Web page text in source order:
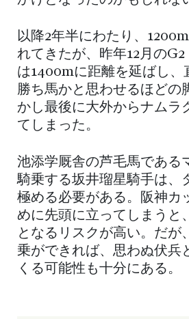
以降2年半にわたり、
れてきたが、昨年12月の
は1400mに距離を延ばし、
勝ち馬かと思わせるほどの
かし最後に大外からナムラ
てしまった。
池添学厩舎の芦毛馬である
騎乗する坂井瑠星騎手は、
極める必要がある。阪神カ
めに先頭に立ってしまうと
となるリスクが高い。だが
乗ができれば、思わぬ伏兵
くる可能性も十分にある。